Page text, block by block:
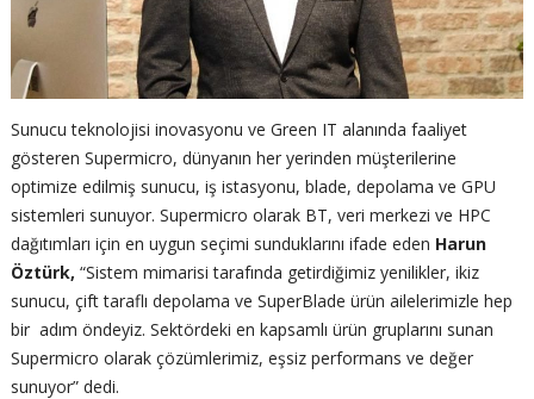
Sunucu teknolojisi inovasyonu ve Green IT alanında faaliyet
gösteren Supermicro, dünyanın her yerinden müşterilerine
optimize edilmiş sunucu, iş istasyonu, blade, depolama ve GPU
sistemleri sunuyor. Supermicro olarak BT, veri merkezi ve HPC
dağıtımları için en uygun seçimi sunduklarını ifade eden Harun
Öztürk, “Sistem mimarisi tarafında getirdiğimiz yenilikler, ikiz
sunucu, çift taraflı depolama ve SuperBlade ürün ailelerimizle hep
bir adım öndeyiz. Sektördeki en kapsamlı ürün gruplarını sunan
Supermicro olarak çözümlerimiz, eşsiz performans ve değer
sunuyor” dedi.